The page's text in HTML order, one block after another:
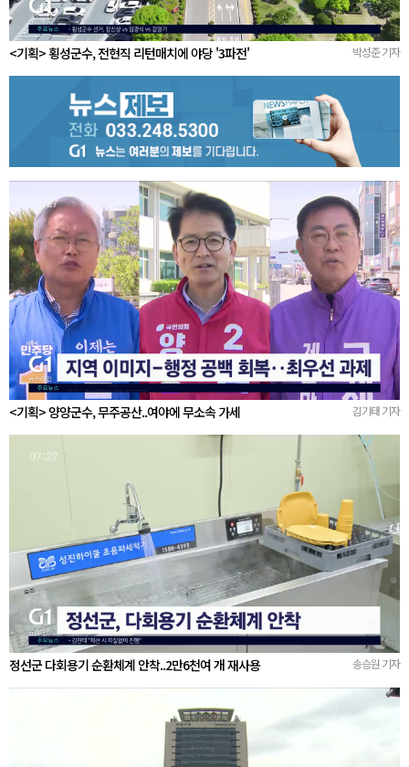
<기획> 횡성군수, 전현직 리턴매치에 야당 '3파전' 박성준 기자
<기획> 양양군수, 무주공산..여야에 무소속 가세 김기태 기자
정선군 다회용기 순환체계 안착..2만6천여 개 재사용 송승원 기자